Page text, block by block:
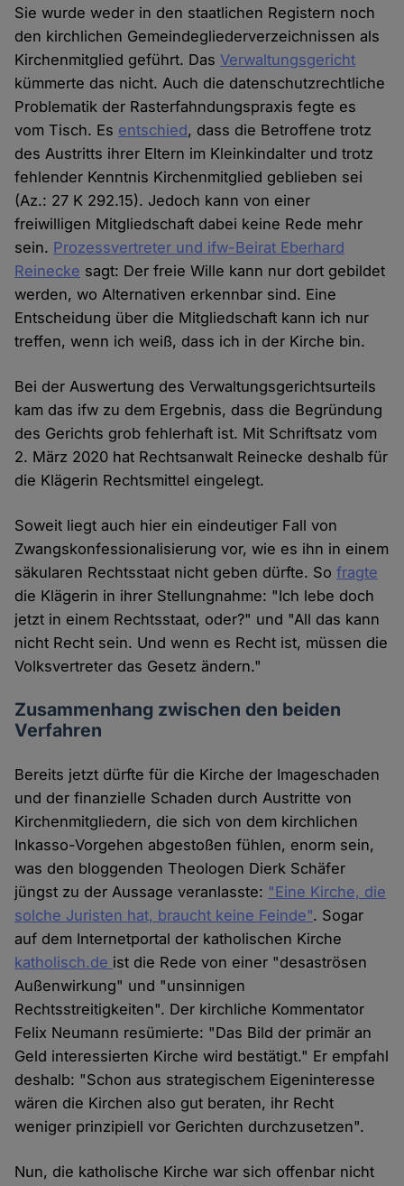
Sie wurde weder in den staatlichen Registern noch
den kirchlichen Gemeindegliederverzeichnissen als
Kirchenmitglied geführt. DasVerwaltungsgericht
kümmerte das nicht. Auch die datenschutzrechtliche
Problematik der Rasterfahndungspraxis fegte es
vom Tisch. Es entschied, dass die Betroffene trotz
des Austritts ihrer Eltern im Kleinkindalter und trotz
fehlender Kenntnis Kirchenmitglied geblieben sei
(Az.: 27 K 292.15). Jedoch kann von einer
freiwilligen Mitgliedschaft dabei keine Rede mehr
sein. Prozessvertreter und ifw-Beirat Eberhard
Reinecke sagt: Der freie Wille kann nur dort gebildet
werden, wo Alternativen erkennbar sind. Eine
Entscheidung über die Mitgliedschaft kann ich nur
treffen, wenn ich weiß, dass ich in der Kirche bin.
Bei der Auswertung des Verwaltungsgerichtsurteils
kam das ifw zu dem Ergebnis, dass die Begründung
des Gerichts grob fehlerhaft ist. Mit Schriftsatz vom
2. März 2020 hat Rechtsanwalt Reinecke deshalb für
die Klägerin Rechtsmittel eingelegt.
Soweit liegt auch hier ein eindeutiger Fall von
Zwangskonfessionalisierung vor, wie es ihn in einem
säkularen Rechtsstaat nicht geben dürfte. Sofragte
die Klägerin in ihrer Stellungnahme: "Ich lebe doch
jetzt in einem Rechtsstaat, oder?" und "All das kann
nicht Recht sein. Und wenn es Recht ist, müssen die
Volksvertreter das Gesetz ändern."
Zusammenhang zwischen den beiden
Verfahren
Bereits jetzt dürfte für die Kirche der Imageschaden
und der finanzielle Schaden durch Austritte von
Kirchenmitgliedern, die sich von dem kirchlichen
Inkasso-Vorgehen abgestoßen fühlen, enorm sein,
was den bloggenden Theologen Dierk Schäfer
jüngst zu der Aussage veranlasste: "Eine Kirche, die
solche Juristen hat, braucht keine Feinde". Sogar
auf dem Internetportal der katholischen Kirche
katholisch.de ist die Rede von einer "desaströsen
Außenwirkung" und "unsinnigen
Rechtsstreitigkeiten". Der kirchliche Kommentator
Felix Neumann resümierte: "Das Bild der primär an
Geld interessierten Kirche wird bestätigt." Er empfahl
deshalb: "Schon aus strategischem Eigeninteresse
wären die Kirchen also gut beraten, ihr Recht
weniger prinzipiell vor Gerichten durchzusetzen".
Nun, die katholische Kirche war sich offenbar nicht